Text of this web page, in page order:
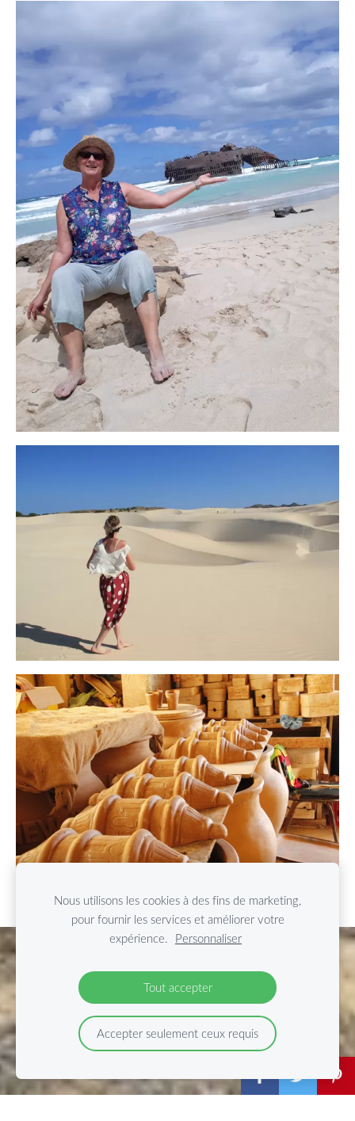
Nous utilisons les cookies à des fins de marketing,
pour fournir les services et améliorer votre
expérience. Personnaliser
Tout accepter
Accepter seulement ceux requis